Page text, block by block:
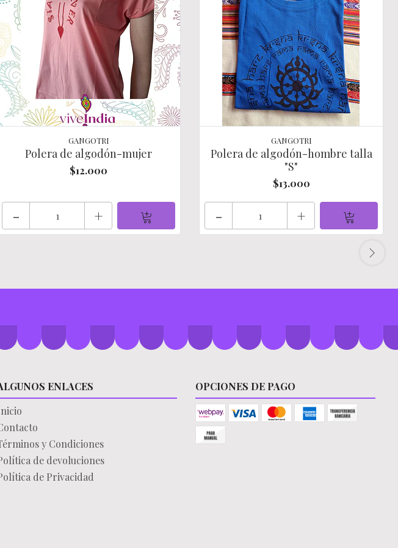
GANGOTRI
Polera de algodón-mujer
$12.000
- +
GANGOTRI
Polera de algodón-hombre talla
"S"
$13.000
- +
ENLACES
y Condiciones
de devoluciones
de Privacidad
OPCIONES DE PAGO